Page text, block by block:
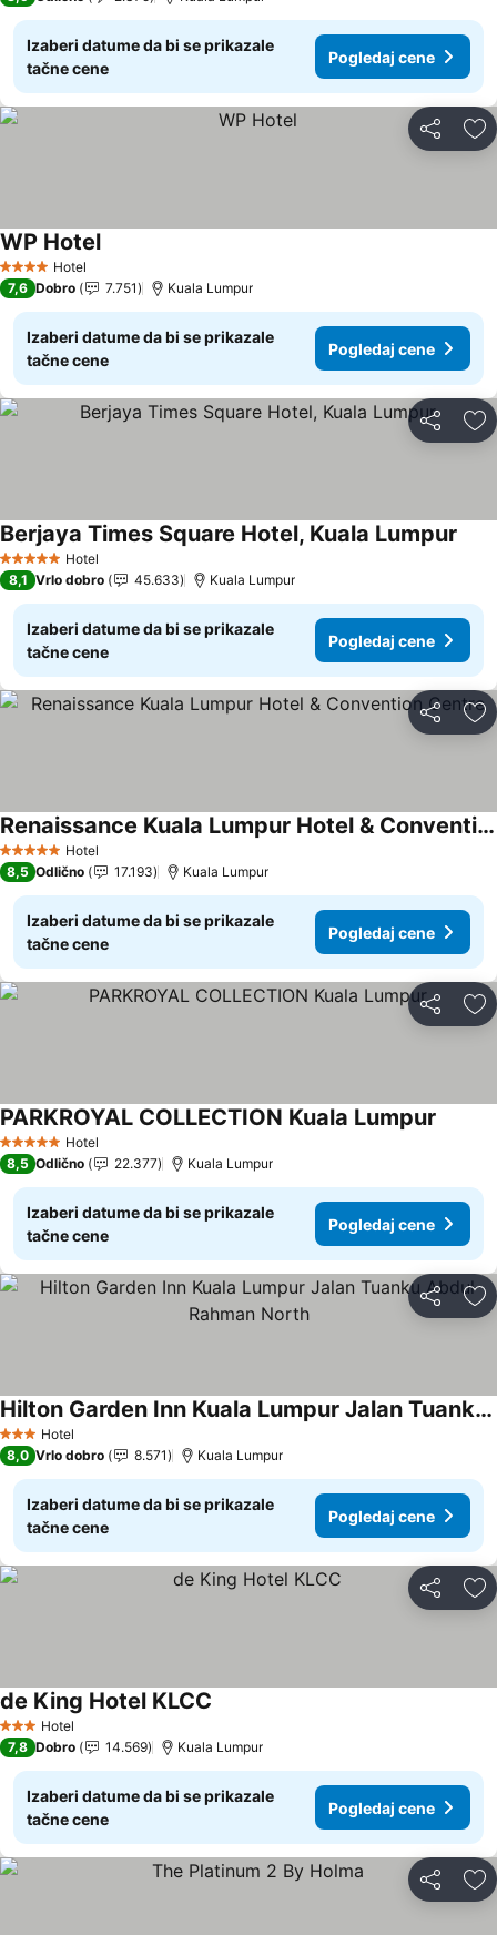
Izaberi datume da bi se prikazale
tačne cene
Pogledaj cene
Deli
4 ZvezdiceHotel
WP Hotel
7,6 Dobro 7.751 Kuala Lumpur
Izaberi datume da bi se prikazale
tačne cene
Pogledaj cene
Deli
5 ZvezdiceHotel
Berjaya Times Square Hotel, Kuala Lumpur
8,1 Vrlo dobro 45.633 Kuala Lumpur
Izaberi datume da bi se prikazale
tačne cene
Pogledaj cene
Deli
5 ZvezdiceHotel
Renaissance Kuala Lumpur Hotel & Convention Centre
8,5 Odlično 17.193 Kuala Lumpur
Izaberi datume da bi se prikazale
tačne cene
Pogledaj cene
Deli
5 ZvezdiceHotel
PARKROYAL COLLECTION Kuala Lumpur
8,5 Odlično 22.377 Kuala Lumpur
Izaberi datume da bi se prikazale
tačne cene
Pogledaj cene
Deli
3 Zvezdice
Hotel
Hilton Garden Inn Kuala Lumpur Jalan Tuanku Abdul Rahman North
8,0 Vrlo dobro 8.571 Kuala Lumpur
Izaberi datume da bi se prikazale
tačne cene
Pogledaj cene
Deli
3 Zvezdice
Hotel
de King Hotel KLCC
7,8 Dobro 14.569 Kuala Lumpur
Izaberi datume da bi se prikazale
tačne cene
Pogledaj cene
Deli